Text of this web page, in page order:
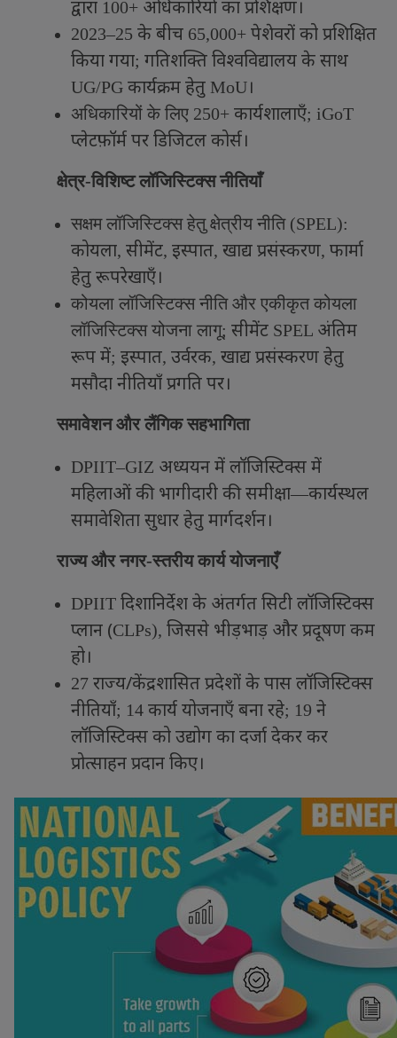
द्वारा 100+ अधिकारियों का प्रशिक्षण।
2023–25 के बीच 65,000+ पेशेवरों को प्रशिक्षित
किया गया; गतिशक्ति विश्वविद्यालय के साथ
UG/PG कार्यक्रम हेतु MoU।
अधिकारियों के लिए 250+ कार्यशालाएँ; iGoT
प्लेटफ़ॉर्म पर डिजिटल कोर्स।
क्षेत्र-विशिष्ट लॉजिस्टिक्स नीतियाँ
सक्षम लॉजिस्टिक्स हेतु क्षेत्रीय नीति (SPEL):
कोयला, सीमेंट, इस्पात, खाद्य प्रसंस्करण, फार्मा
हेतु रूपरेखाएँ।
कोयला लॉजिस्टिक्स नीति और एकीकृत कोयला
लॉजिस्टिक्स योजना लागू; सीमेंट SPEL अंतिम
रूप में; इस्पात, उर्वरक, खाद्य प्रसंस्करण हेतु
मसौदा नीतियाँ प्रगति पर।
समावेशन और लैंगिक सहभागिता
DPIIT–GIZ अध्ययन में लॉजिस्टिक्स में
महिलाओं की भागीदारी की समीक्षा—कार्यस्थल
समावेशिता सुधार हेतु मार्गदर्शन।
राज्य और नगर-स्तरीय कार्य योजनाएँ
DPIIT दिशानिर्देश के अंतर्गत सिटी लॉजिस्टिक्स
प्लान (CLPs), जिससे भीड़भाड़ और प्रदूषण कम
हो।
27 राज्य/केंद्रशासित प्रदेशों के पास लॉजिस्टिक्स
नीतियाँ; 14 कार्य योजनाएँ बना रहे; 19 ने
लॉजिस्टिक्स को उद्योग का दर्जा देकर कर
प्रोत्साहन प्रदान किए।